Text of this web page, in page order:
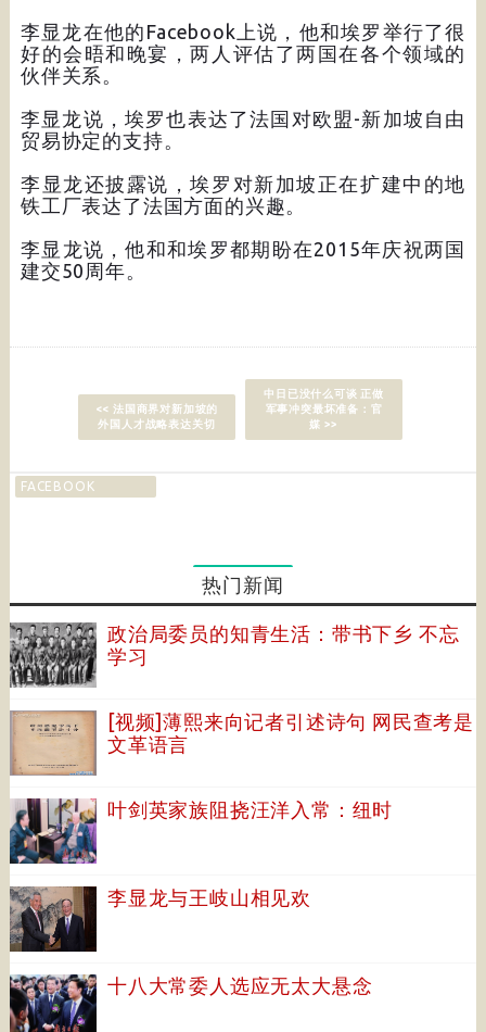
李显龙在他的Facebook上说，他和埃罗举行了很
好的会晤和晚宴，两人评估了两国在各个领域的
伙伴关系。
李显龙说，埃罗也表达了法国对欧盟-新加坡自由
贸易协定的支持。
李显龙还披露说，埃罗对新加坡正在扩建中的地
铁工厂表达了法国方面的兴趣。
李显龙说，他和和埃罗都期盼在2015年庆祝两国
建交50周年。
<< 法国商界对新加坡的
外国人才战略表达关切
中日已没什么可谈 正做
军事冲突最坏准备：官
媒 >>
FACEBOOK
热门新闻
政治局委员的知青生活：带书下乡 不忘
学习
[视频]薄熙来向记者引述诗句 网民查考是
文革语言
叶剑英家族阻挠汪洋入常：纽时
李显龙与王岐山相见欢
十八大常委人选应无太大悬念